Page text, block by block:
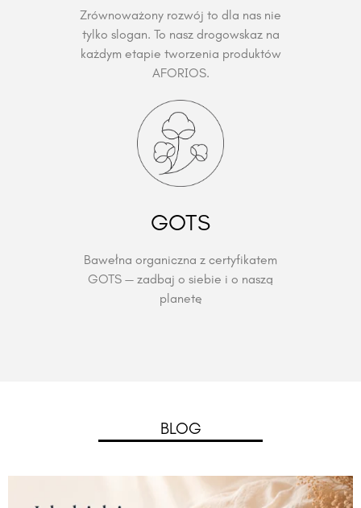
Zrównoważony rozwój to dla nas nie
tylko slogan. To nasz drogowskaz na
każdym etapie tworzenia produktów
AFORIOS.
GOTS
Bawełna organiczna z certyfikatem
GOTS — zadbaj o siebie i o naszą
planetę
BLOG